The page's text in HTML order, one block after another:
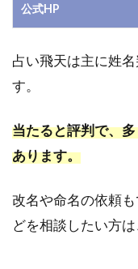
公式HP
占い飛天は主に姓
す。
当たると評判で、
あります。
改名や命名の依頼
どを相談したい方